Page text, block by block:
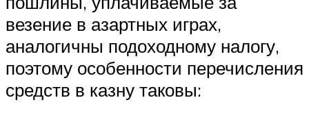
везение в азартных играх,
аналогичны подоходному налогу,
поэтому особенности перечисления
средств в казну таковы: